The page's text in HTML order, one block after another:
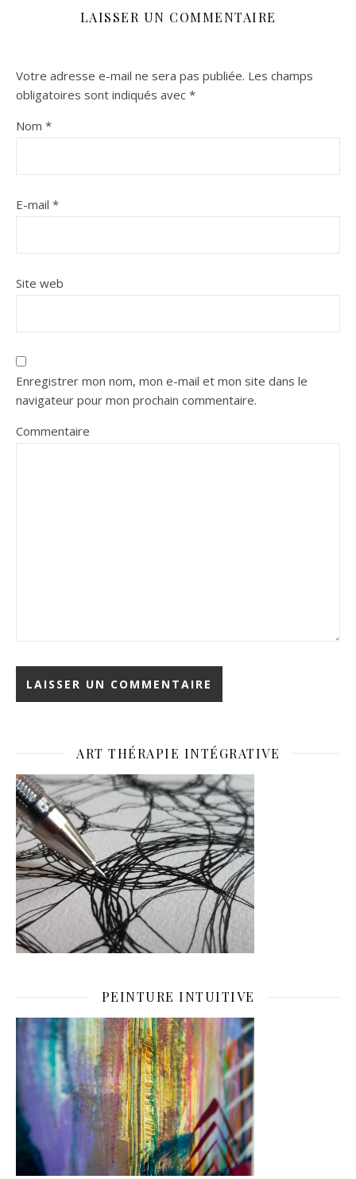
LAISSER UN COMMENTAIRE
Votre adresse e-mail ne sera pas publiée. Les champs
obligatoires sont indiqués avec *
Nom *
E-mail *
Site web
Enregistrer mon nom, mon e-mail et mon site dans le
navigateur pour mon prochain commentaire.
Commentaire
ART THÉRAPIE INTÉGRATIVE
PEINTURE INTUITIVE